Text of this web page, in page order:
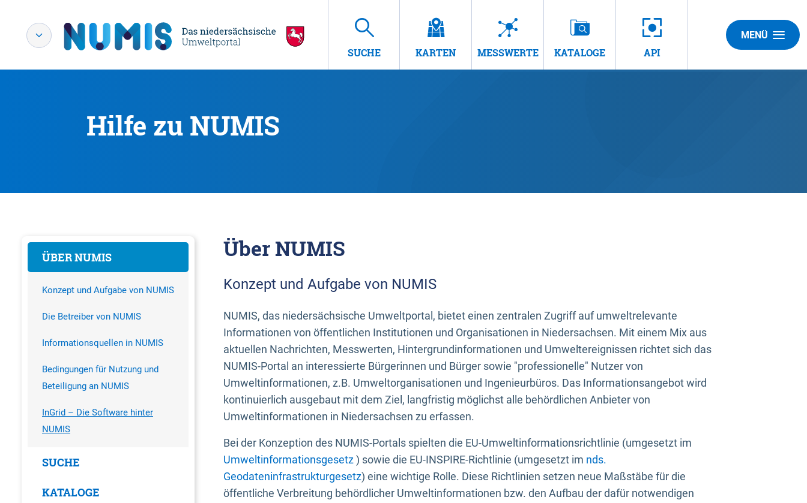
SUCHE KARTEN MESSWERTE KATALOGE API
MENÜ
Hilfe zu NUMIS
ÜBER NUMIS
Konzept und Aufgabe von NUMIS
Die Betreiber von NUMIS
Informationsquellen in NUMIS
Bedingungen für Nutzung und
Beteiligung an NUMIS
InGrid – Die Software hinter
NUMIS
SUCHE
KATALOGE
Über NUMIS
Konzept und Aufgabe von NUMIS
NUMIS, das niedersächsische Umweltportal, bietet einen zentralen Zugriff auf umweltrelevante
Informationen von öffentlichen Institutionen und Organisationen in Niedersachsen. Mit einem Mix aus
aktuellen Nachrichten, Messwerten, Hintergrundinformationen und Umweltereignissen richtet sich das
NUMIS-Portal an interessierte Bürgerinnen und Bürger sowie "professionelle" Nutzer von
Umweltinformationen, z.B. Umweltorganisationen und Ingenieurbüros. Das Informationsangebot wird
kontinuierlich ausgebaut mit dem Ziel, langfristig möglichst alle behördlichen Anbieter von
Umweltinformationen in Niedersachsen zu erfassen.
Bei der Konzeption des NUMIS-Portals spielten die EU-Umweltinformationsrichtlinie (umgesetzt im
Umweltinformationsgesetz) sowie die EU-INSPIRE-Richtlinie (umgesetzt im nds.
Geodateninfrastrukturgesetz) eine wichtige Rolle. Diese Richtlinien setzen neue Maßstäbe für die
öffentliche Verbreitung behördlicher Umweltinformationen bzw. den Aufbau der dafür notwendigen